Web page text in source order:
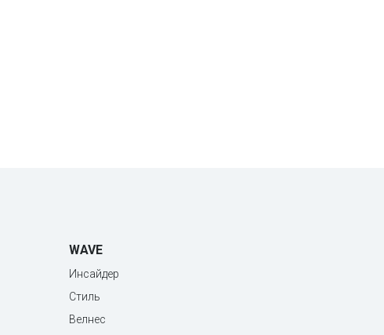
WAVE
Инсайдер
Стиль
Велнес